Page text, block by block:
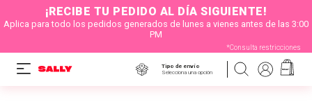
¡RECIBE TU PEDIDO AL DÍA SIGUIENTE!
Aplica para todo los pedidos generados de lunes a vienes antes de las 3:00
PM
*Consulta restricciones
Tipo de envío
Selecciona una opción